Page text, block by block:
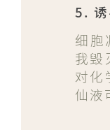
5.
细胞
我毁
对化
仙液